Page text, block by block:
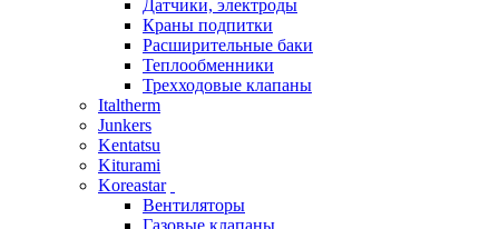
Датчики, электроды
Краны подпитки
Расширительные баки
Теплообменники
Трехходовые клапаны
Italtherm
Junkers
Kentatsu
Kiturami
Koreastar
Вентиляторы